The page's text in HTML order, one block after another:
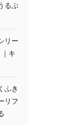
るぷ
リー
キ
ふき
リフ